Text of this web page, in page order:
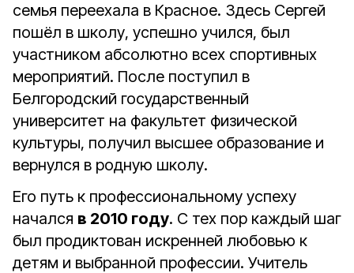
семья переехала в Красное. Здесь Сергей
пошёл в школу, успешно учился, был
участником абсолютно всех спортивных
мероприятий. После поступил в
Белгородский государственный
университет на факультет физической
культуры, получил высшее образование и
вернулся в родную школу.
Его путь к профессиональному успеху
начался в 2010 году. С тех пор каждый шаг
был продиктован искренней любовью к
детям и выбранной профессии. Учитель